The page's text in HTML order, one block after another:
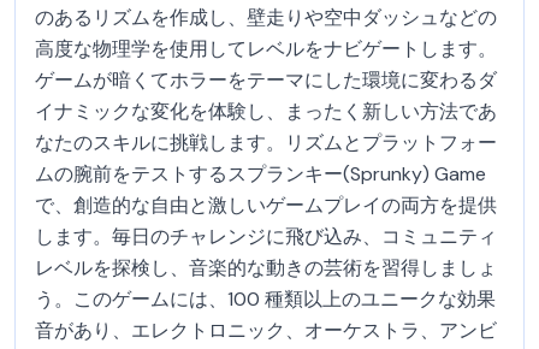
のあるリズムを作成し、壁走りや空中ダッシュなどの
高度な物理学を使用してレベルをナビゲートします。
ゲームが暗くてホラーをテーマにした環境に変わるダ
イナミックな変化を体験し、まったく新しい方法であ
なたのスキルに挑戦します。リズムとプラットフォー
ムの腕前をテストするスプランキー(Sprunky) Game
で、創造的な自由と激しいゲームプレイの両方を提供
します。毎日のチャレンジに飛び込み、コミュニティ
レベルを探検し、音楽的な動きの芸術を習得しましょ
う。このゲームには、100 種類以上のユニークな効果
音があり、エレクトロニック、オーケストラ、アンビ